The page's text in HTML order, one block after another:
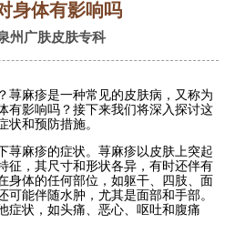
身体有影响吗
州广肤皮肤专科
麻疹是一种常见的皮肤病，又称为
有影响吗？接下来我们将深入探讨这
状和预防措施。
麻疹的症状。荨麻疹以皮肤上突起
征，其尺寸和形状各异，有时还伴有
身体的任何部位，如躯干、四肢、面
能伴随水肿，尤其是面部和手部。
症状，如头痛、恶心、呕吐和腹痛